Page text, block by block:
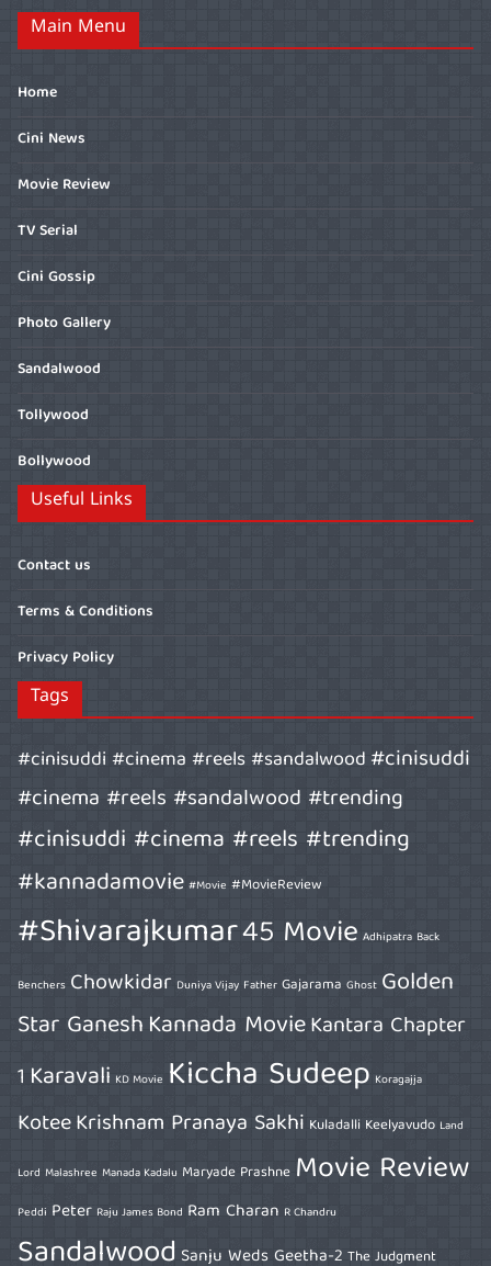
Main Menu
Home
Cini News
Movie Review
TV Serial
Cini Gossip
Photo Gallery
Sandalwood
Tollywood
Bollywood
Useful Links
Contact us
Terms & Conditions
Privacy Policy
Tags
#cinisuddi #cinema #reels #sandalwood#cinisuddi
#cinema #reels #sandalwood #trending
#cinisuddi #cinema #reels #trending
#kannadamovie #Movie #MovieReview
#Shivarajkumar45 Movie Adhipatra Back
Benchers Chowkidar Duniya Vijay Father Gajarama Ghost Golden
Star GaneshKannada MovieKantara Chapter
1 Karavali KD Movie Kiccha Sudeep Koragajja
KoteeKrishnam Pranaya Sakhi Kuladalli Keelyavudo Land
Lord Malashree Manada Kadalu Maryade Prashne Movie Review
Peddi Peter Raju James Bond Ram Charan R Chandru
Sandalwood Sanju Weds Geetha-2 The Judgment